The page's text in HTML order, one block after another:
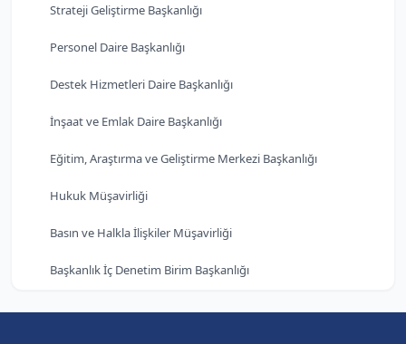
Strateji Geliştirme Başkanlığı
Personel Daire Başkanlığı
Destek Hizmetleri Daire Başkanlığı
İnşaat ve Emlak Daire Başkanlığı
Eğitim, Araştırma ve Geliştirme Merkezi Başkanlığı
Hukuk Müşavirliği
Basın ve Halkla İlişkiler Müşavirliği
Başkanlık İç Denetim Birim Başkanlığı